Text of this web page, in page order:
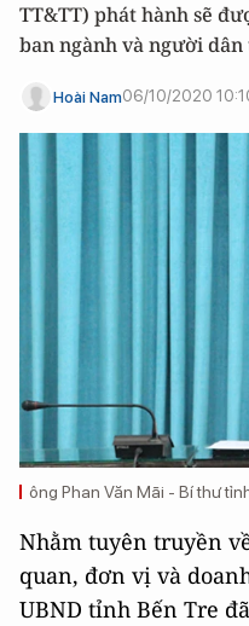
TT&TT) phát hành sẽ
ban ngành và người
Hoài Nam06/10/2020
ông Phan Văn Mãi - Bí thư
Nhằm tuyên truyền
quan, đơn vị và
UBND tỉnh Bến Tre